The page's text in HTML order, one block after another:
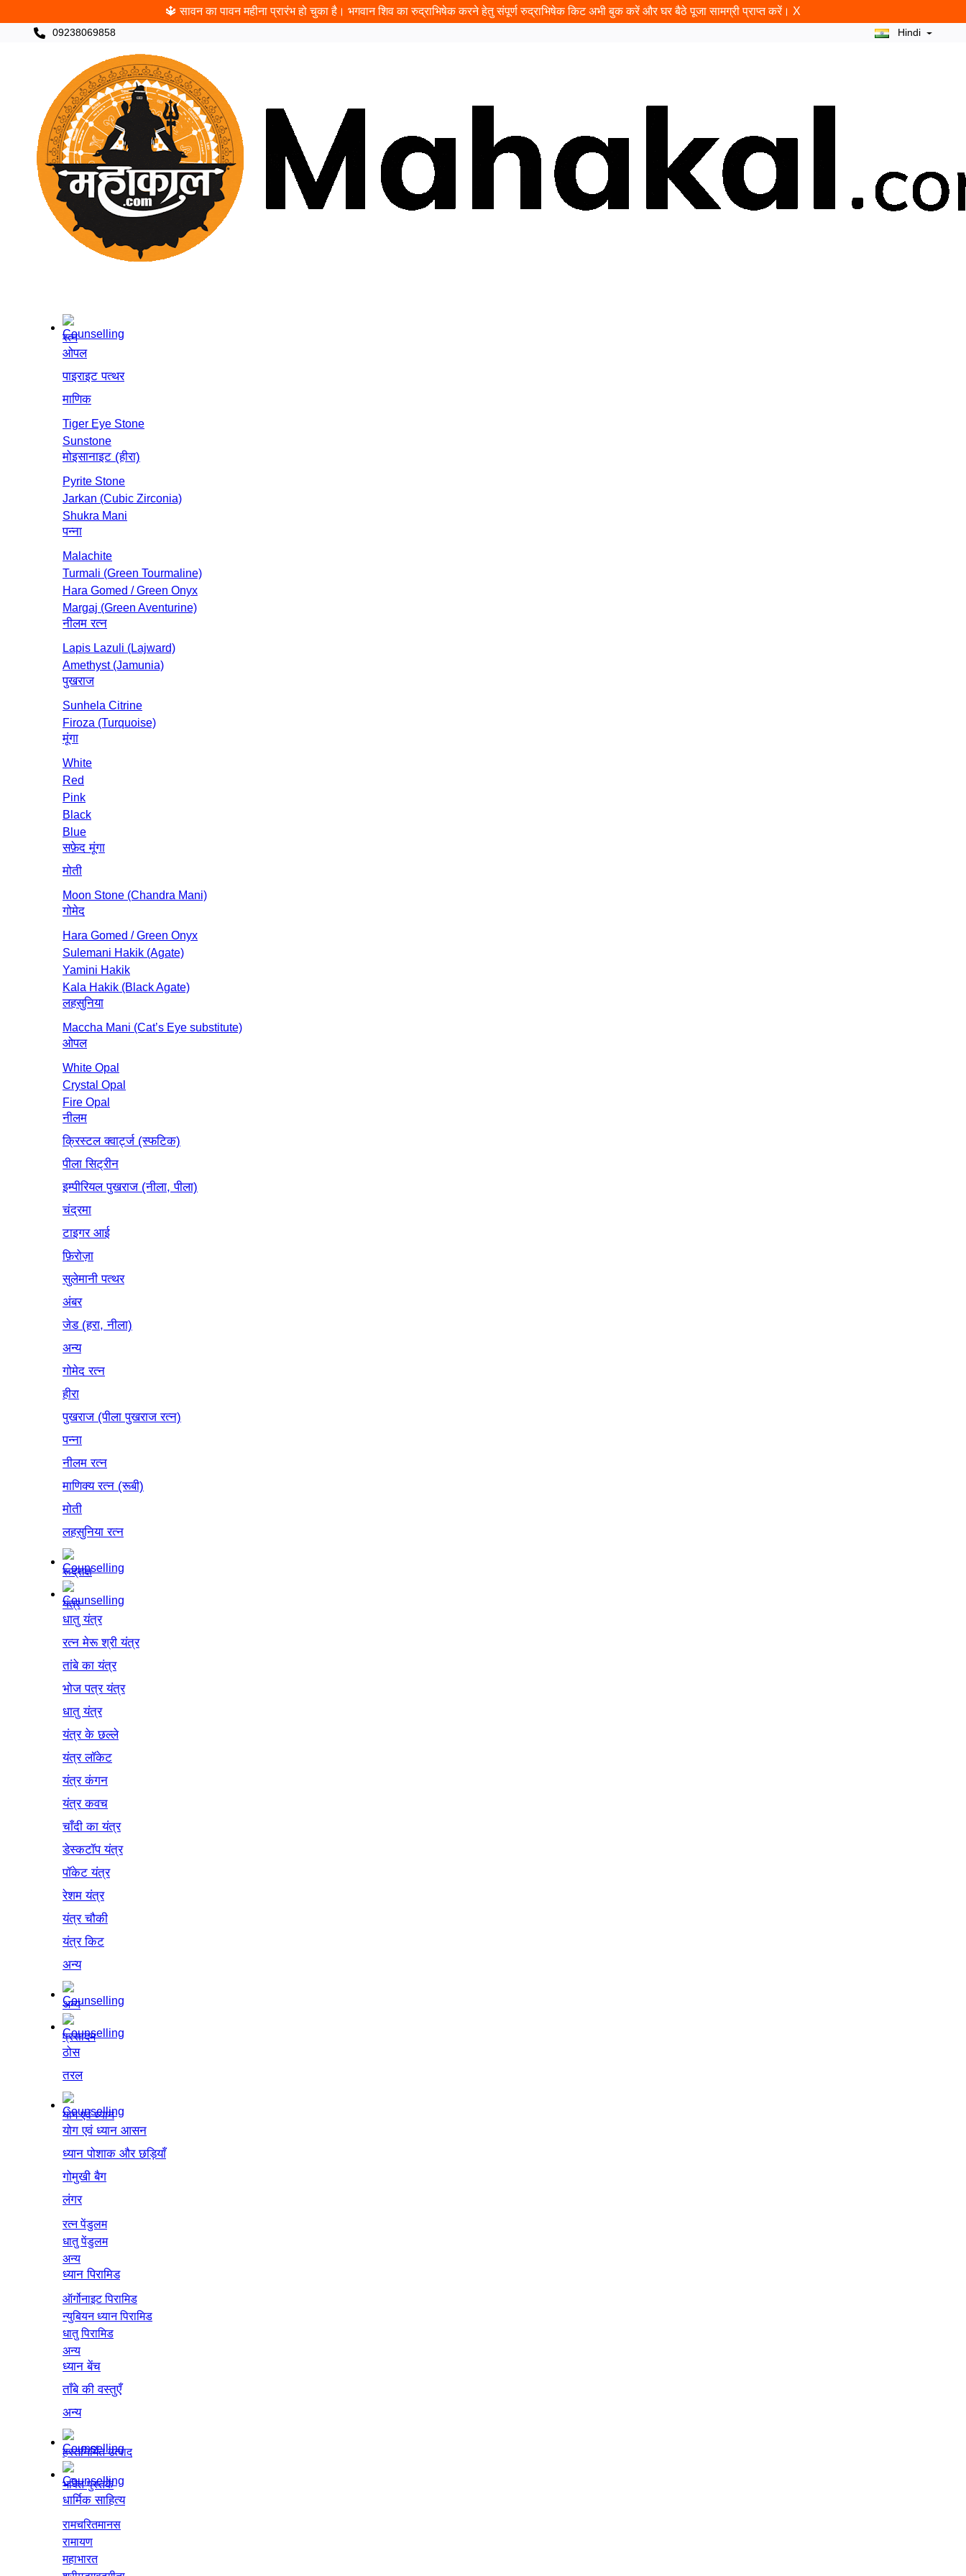
🔱 सावन का पावन महीना प्रारंभ हो चुका है। भगवान शिव का रुद्राभिषेक करने हेतु संपूर्ण रुद्राभिषेक किट अभी बुक करें और घर बैठे पूजा सामग्री प्राप्त करें। X
09238069858 Hindi
रत्न
ओपल
पाइराइट पत्थर
माणिक
Tiger Eye Stone
Sunstone
मोइसानाइट (हीरा)
Pyrite Stone
Jarkan (Cubic Zirconia)
Shukra Mani
पन्ना
Malachite
Turmali (Green Tourmaline)
Hara Gomed / Green Onyx
Margaj (Green Aventurine)
नीलम रत्‍न
Lapis Lazuli (Lajward)
Amethyst (Jamunia)
पुखराज
Sunhela Citrine
Firoza (Turquoise)
मूंगा
White
Red
Pink
Black
Blue
सफ़ेद मूंगा
मोती
Moon Stone (Chandra Mani)
गोमेद
Hara Gomed / Green Onyx
Sulemani Hakik (Agate)
Yamini Hakik
Kala Hakik (Black Agate)
लहसुनिया
Maccha Mani (Cat’s Eye substitute)
ओपल
White Opal
Crystal Opal
Fire Opal
नीलम
क्रिस्टल क्वार्ट्ज (स्फटिक)
पीला सिट्रीन
इम्पीरियल पुखराज (नीला, पीला)
चंद्रमा
टाइगर आई
फ़िरोज़ा
सुलेमानी पत्थर
अंबर
जेड (हरा, नीला)
अन्य
गोमेद रत्न
हीरा
पुखराज (पीला पुखराज रत्न)
पन्ना
नीलम रत्न
माणिक्य रत्न (रूबी)
मोती
लहसुनिया रत्न
रूद्राक्ष
यंत्र
धातु यंत्र
रत्न मेरू श्री यंत्र
तांबे का यंत्र
भोज पत्र यंत्र
धातु यंत्र
यंत्र के छल्ले
यंत्र लॉकेट
यंत्र कंगन
यंत्र कवच
चाँदी का यंत्र
डेस्कटॉप यंत्र
पॉकेट यंत्र
रेशम यंत्र
यंत्र चौकी
यंत्र किट
अन्य
अन्य
प्रसादम
ठोस
तरल
योग एवं ध्यान
योग एवं ध्यान आसन
ध्यान पोशाक और छड़ियाँ
गोमुखी बैग
लंगर
रत्न पेंडुलम
धातु पेंडुलम
अन्य
ध्यान पिरामिड
ऑर्गोनाइट पिरामिड
न्युबियन ध्यान पिरामिड
धातु पिरामिड
अन्य
ध्यान बेंच
ताँबे की वस्तुएँ
अन्य
हस्तनिर्मित उत्पाद
भक्ति पुस्तकें
धार्मिक साहित्य
रामचरितमानस
रामायण
महाभारत